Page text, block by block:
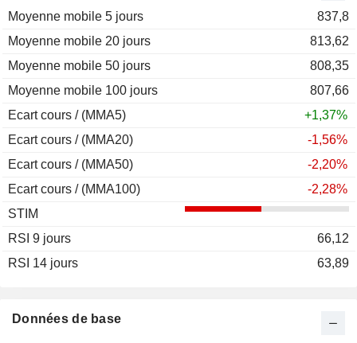
Données de base
Moyenne mobile 5 jours
837,8
Moyenne mobile 20 jours
813,62
Moyenne mobile 50 jours
808,35
Moyenne mobile 100 jours
807,66
Ecart cours / (MMA5)
+1,37%
Ecart cours / (MMA20)
-1,56%
Ecart cours / (MMA50)
-2,20%
Ecart cours / (MMA100)
-2,28%
STIM
RSI 9 jours
66,12
RSI 14 jours
63,89
2011
-17,72%
2010
+19,46%
2009
-18,77%
2008
-90,29%
2007
2006
2005
2004
+50,15%
2003
+82,29%
2002
2001
1999